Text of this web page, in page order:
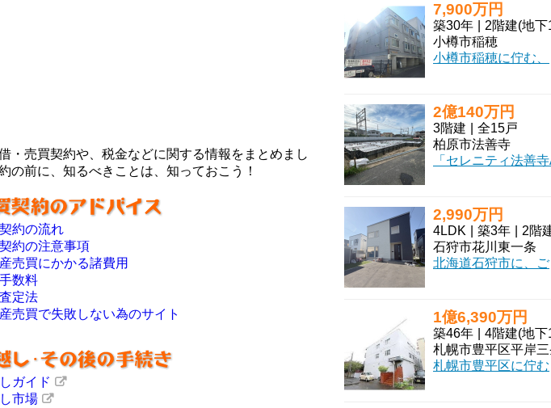
・売買契約や、税金などに関する情報をまとめまし
の前に、知るべきことは、知っておこう！
約の流れ
約の注意事項
売買にかかる諸費用
数料
定法
売買で失敗しない為のサイト
ガイド
市場
7,900万円
築30年 2階建(地下1
小樽市稲穂
2億140万円
3階建
全15戸
柏原市法善寺
2,990万円
4LDK 築3年
2階
石狩市花川東一条
1億6,390万円
築46年 4階建(地下
札幌市豊平区平岸